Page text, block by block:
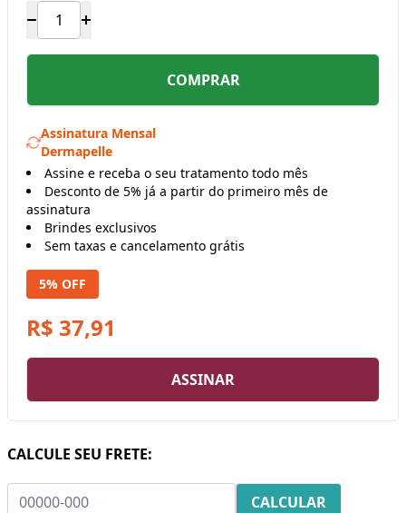
COMPRAR
Assinatura Mensal
Dermapelle
Assine e receba o seu tratamento todo mês
Desconto de 5% já a partir do primeiro mês de
assinatura
Brindes exclusivos
Sem taxas e cancelamento grátis
5% OFF
R$ 37,91
ASSINAR
CALCULE SEU FRETE: